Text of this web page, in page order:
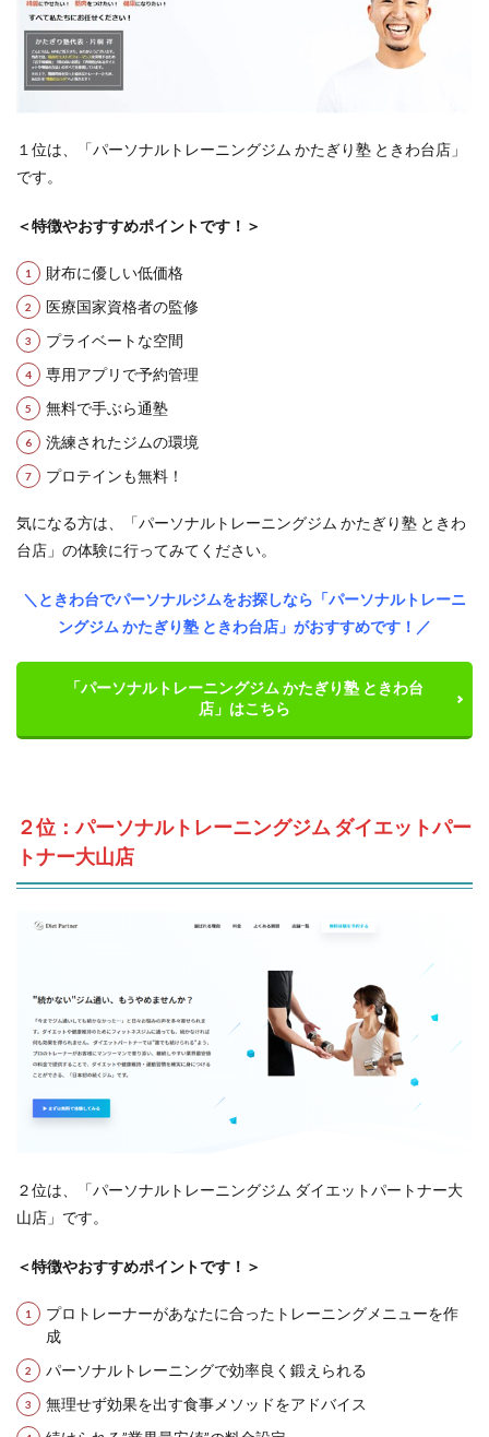
１位は、「パーソナルトレーニングジム かたぎり塾 ときわ台店」
です。
＜特徴やおすすめポイントです！＞
財布に優しい低価格
医療国家資格者の監修
プライベートな空間
専用アプリで予約管理
無料で手ぶら通塾
洗練されたジムの環境
プロテインも無料！
気になる方は、「パーソナルトレーニングジム かたぎり塾 ときわ
台店」の体験に行ってみてください。
＼ときわ台でパーソナルジムをお探しなら「パーソナルトレーニ
ングジム かたぎり塾 ときわ台店」がおすすめです！／
「パーソナルトレーニングジム かたぎり塾 ときわ台
店」はこちら
２位：パーソナルトレーニングジム ダイエットパー
トナー大山店
２位は、「パーソナルトレーニングジム ダイエットパートナー大
山店」です。
＜特徴やおすすめポイントです！＞
プロトレーナーがあなたに合ったトレーニングメニューを作
成
パーソナルトレーニングで効率良く鍛えられる
無理せず効果を出す食事メソッドをアドバイス